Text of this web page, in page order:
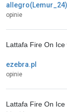
allegro(Lemur_24)
opinie
ezebra.pl
opinie
Lattafa Fire On
Lattafa Fire On